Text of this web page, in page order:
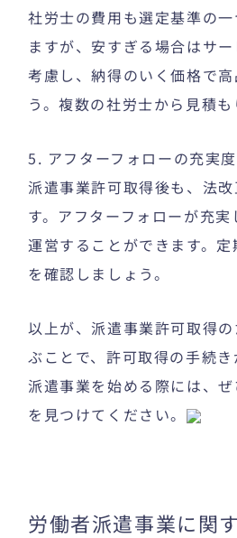
社労士の費用も選定基準の
ますが、安すぎる場合はサ
考慮し、納得のいく価格で
う。複数の社労士から見積
5. アフターフォローの充実
派遣事業許可取得後も、法
す。アフターフォローが充
運営することができます。
を確認しましょう。
以上が、派遣事業許可取得
ぶことで、許可取得の手続
派遣事業を始める際には、
を見つけてください。
労働者派遣事業に関